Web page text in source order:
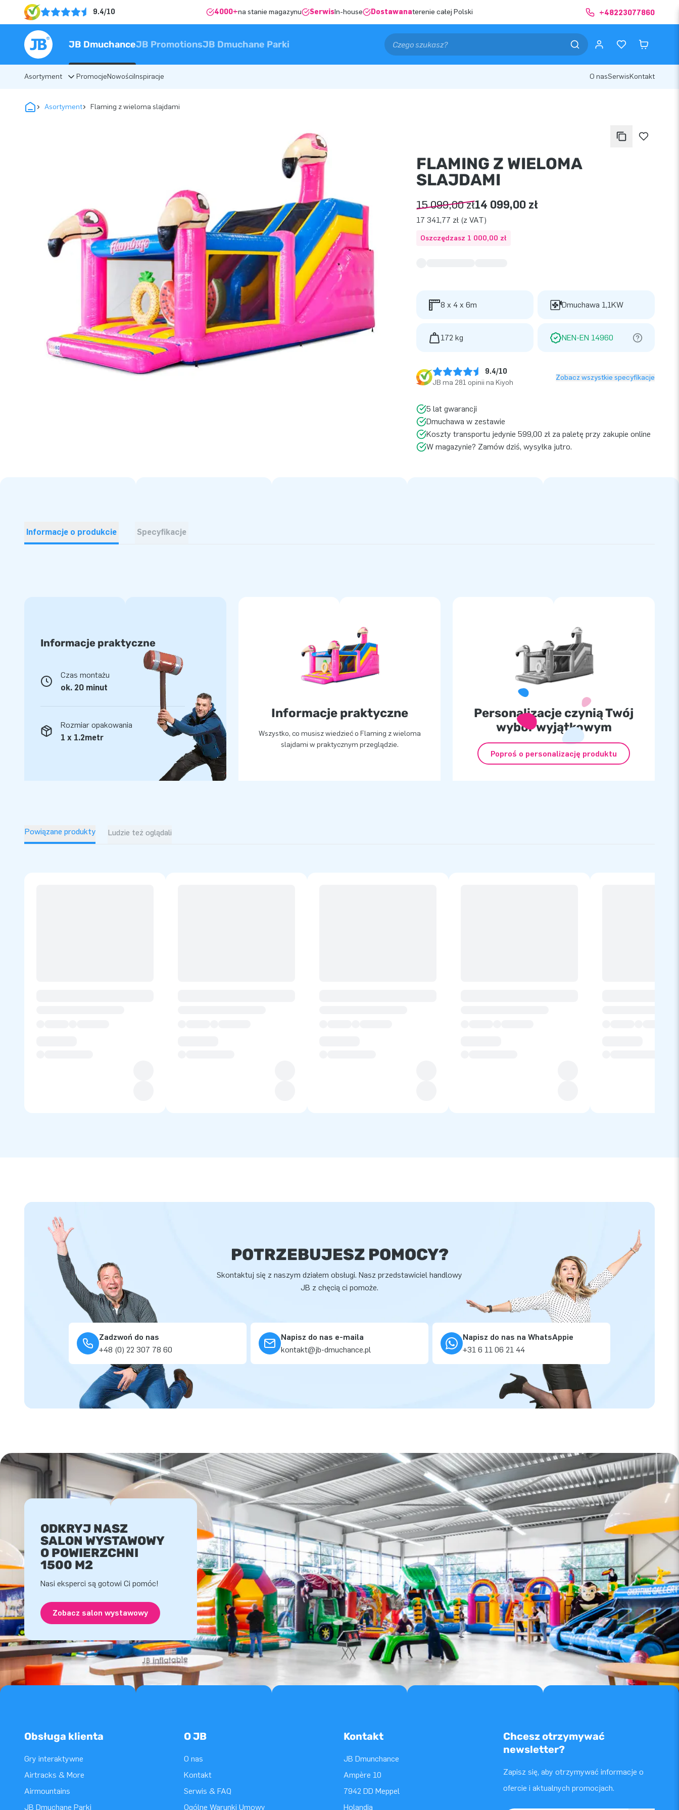
9.4/10 4000+na stanie magazynu SerwisIn-house Dostawanaterenie całej Polski +48223077860
JB DmuchanceJB PromotionsJB Dmuchane Parki
Asortyment PromocjeNowościInspiracje O nasSerwisKontakt
Asortyment Flaming z wieloma slajdami
FLAMING Z WIELOMA
SLAJDAMI
15 099,00 zł14 099,00 zł
17 341,77 zł (z VAT)
Oszczędzasz 1 000,00 zł
8 x 4 x 6m Dmuchawa 1,1KW
172 kg NEN-EN 14960
9.4/10
JB ma 281 opinii na Kiyoh
Zobacz wszystkie specyfikacje
5 lat gwarancji
Dmuchawa w zestawie
Koszty transportu jedynie 599,00 zł za paletę przy zakupie online
W magazynie? Zamów dziś, wysyłka jutro.
Informacje o produkcie Specyfikacje
Informacje praktyczne
Czas montażu
ok. 20 minut
Rozmiar opakowania
1 x 1.2metr
Informacje praktyczne
Wszystko, co musisz wiedzieć o Flaming z wieloma
slajdami w praktycznym przeglądzie.
Personalizacje czynią Twój
wybór wyjątkowym
Poproś o personalizację produktu
Powiązane produkty Ludzie też oglądali
POTRZEBUJESZ POMOCY?
Skontaktuj się z naszym działem obsługi. Nasz przedstawiciel handlowy
JB z chęcią ci pomoże.
Zadzwoń do nas
+48 (0) 22 307 78 60
Napisz do nas e-maila
kontakt@jb-dmuchance.pl
Napisz do nas na WhatsAppie
+31 6 11 06 21 44
ODKRYJ NASZ
SALON WYSTAWOWY
O POWIERZCHNI
1500 M2
Nasi eksperci są gotowi Ci pomóc!
Zobacz salon wystawowy
Obsługa klienta
Gry interaktywne
Airtracks & More
Airmountains
JB Dmuchane Parki
O JB
O nas
Kontakt
Serwis & FAQ
Ogólne Warunki Umowy
Kontakt
JB Dmunchance
Ampère 10
7942 DD Meppel
Holandia
Chcesz otrzymywać
newsletter?
Zapisz się, aby otrzymywać informacje o
ofercie i aktualnych promocjach.